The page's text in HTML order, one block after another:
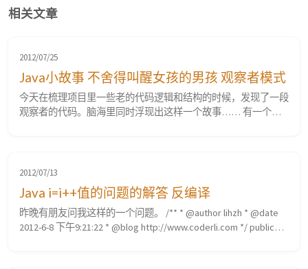
相关文章
2012/07/25
Java小故事 不舍得叫醒女孩的男孩 观察者模式
今天在梳理项目里一些老的代码逻辑和结构的时候，发现了一段
观察者的代码。脑海里同时浮现出这样一个故事…… 有一个女
和一个男孩，他们在山里迷路了。&lt;br&gt; * 晚上，他...
2012/07/13
Java i=i++值的问题的解答 反编译
昨晚有朋友问我这样的一个问题。 /** * @author lihzh * @date
2012-6-8 下午9:21:22 * @blog http://www.coderli.com */ public